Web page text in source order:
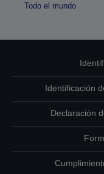
Todo el mundo
Identificación
Declaración